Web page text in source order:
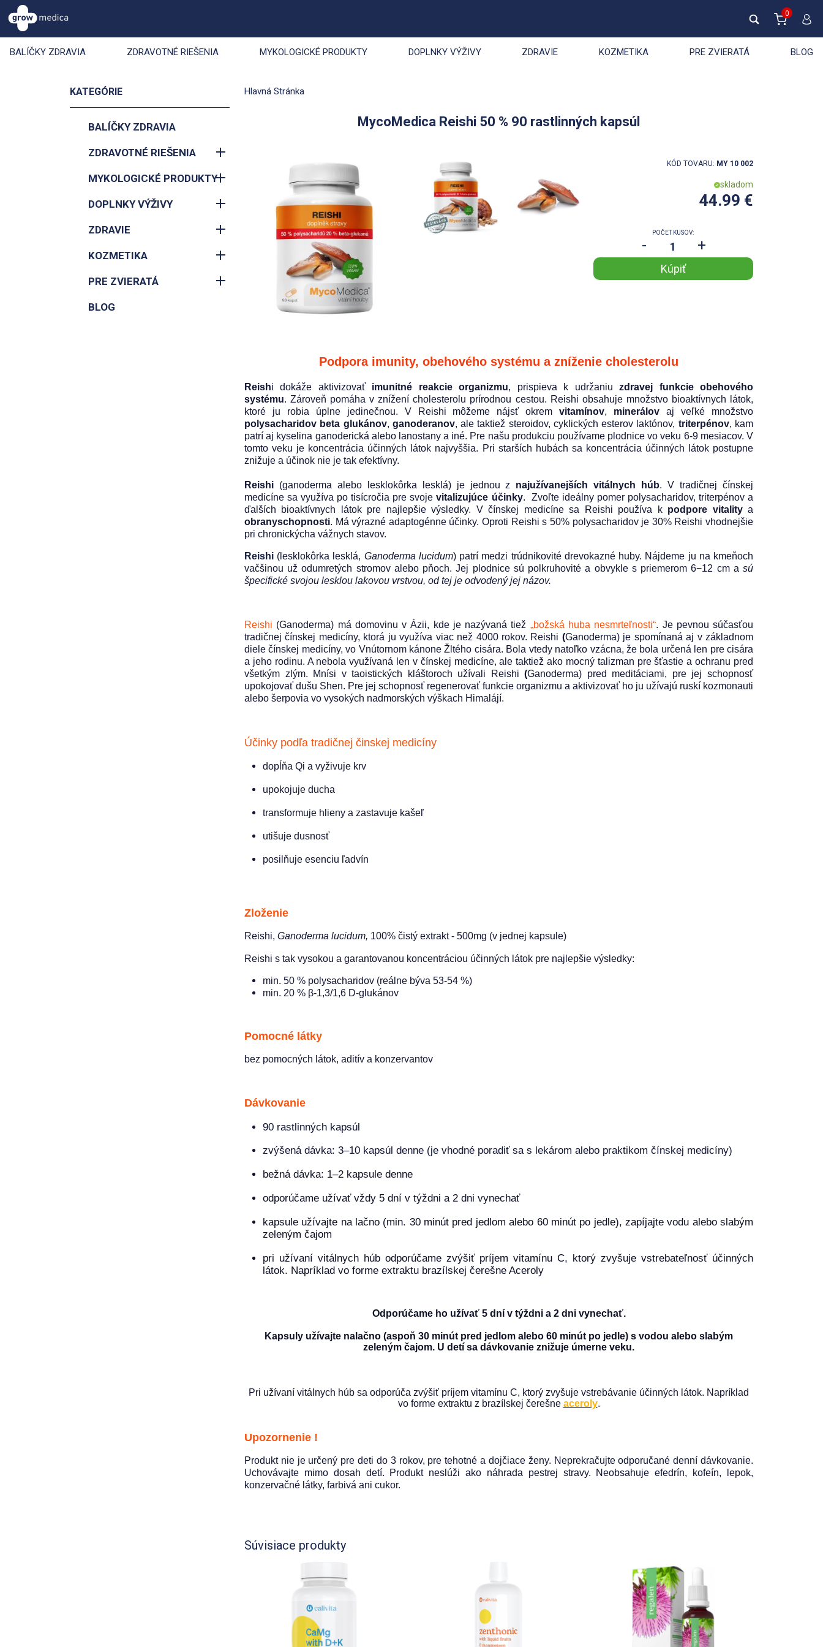
0
BALÍČKY ZDRAVIA ZDRAVOTNÉ RIEŠENIA MYKOLOGICKÉ PRODUKTY DOPLNKY VÝŽIVY ZDRAVIE KOZMETIKA PRE ZVIERATÁ BLOG
KATEGÓRIE
BALÍČKY ZDRAVIA
ZDRAVOTNÉ RIEŠENIA
MYKOLOGICKÉ PRODUKTY
DOPLNKY VÝŽIVY
ZDRAVIE
KOZMETIKA
PRE ZVIERATÁ
BLOG
Hlavná Stránka
MycoMedica Reishi 50 % 90 rastlinných kapsúl
KÓD TOVARU: MY 10 002
skladom
44.99 €
POČET KUSOV:
- +
Podpora imunity, obehového systému a zníženie cholesterolu
Reishi dokáže aktivizovaťimunitné reakcie organizmu, prispieva k udržaniuzdravej funkcie obehového
systému. Zároveň pomáha v znížení cholesterolu prírodnou cestou. Reishi obsahuje množstvo bioaktívnych látok,
ktoré ju robia úplne jedinečnou. V Reishi môžeme nájsť okrem vitamínov, minerálovaj veľké množstvo
polysacharidov beta glukánov, ganoderanov, ale taktiež steroidov, cyklických esterov laktónov, triterpénov, kam
patrí aj kyselina ganoderická alebo lanostany a iné. Pre našu produkciu používame plodnice vo veku 6-9 mesiacov. V
tomto veku je koncentrácia účinných látok najvyššia. Pri starších hubách sa koncentrácia účinných látok postupne
znižuje a účinok nie je tak efektívny.
Reishi (ganoderma alebo lesklokôrka lesklá) je jednou z najužívanejších vitálnych húb. V tradičnej čínskej
medicíne sa využíva po tisícročia pre svoje vitalizujúce účinky. Zvoľte ideálny pomer polysacharidov, triterpénov a
ďalších bioaktívnych látok pre najlepšie výsledky. V čínskej medicíne sa Reishi používa k podpore vitalitya
obranyschopnosti. Má výrazné adaptogénne účinky. Oproti Reishi s 50% polysacharidov je 30% Reishi vhodnejšie
pri chronickýcha vážnych stavov.
Reishi (lesklokôrka lesklá, Ganoderma lucidum) patrí medzi trúdnikovité drevokazné huby. Nájdeme ju na kmeňoch
vačšinou už odumretých stromov alebo pňoch. Jej plodnice sú polkruhovité a obvykle s priemerom 6−12 cm a sú
špecifické svojou lesklou lakovou vrstvou, od tej je odvodený jej názov.
Reishi (Ganoderma) má domovinu v Ázii, kde je nazývaná tiež „božská huba nesmrteľnosti“. Je pevnou súčasťou
tradičnej čínskej medicíny, ktorá ju využíva viac než 4000 rokov. Reishi (Ganoderma) je spomínaná aj v základnom
diele čínskej medicíny, vo Vnútornom kánone Žltého cisára. Bola vtedy natoľko vzácna, že bola určená len pre cisára
a jeho rodinu. A nebola využívaná len v čínskej medicíne, ale taktiež ako mocný talizman pre šťastie a ochranu pred
všetkým zlým. Mnísi v taoistických kláštoroch užívali Reishi(Ganoderma) pred meditáciami, pre jej schopnosť
upokojovať dušu Shen. Pre jej schopnosť regenerovať funkcie organizmu a aktivizovať ho ju užívajú ruskí kozmonauti
alebo šerpovia vo vysokých nadmorských výškach Himalájí.
Účinky podľa tradičnej činskej medicíny
dopĺňa Qi a vyživuje krv
upokojuje ducha
transformuje hlieny a zastavuje kašeľ
utišuje dusnosť
posilňuje esenciu ľadvín
Zloženie
Reishi, Ganoderma lucidum, 100% čistý extrakt - 500mg (v jednej kapsule)
Reishi s tak vysokou a garantovanou koncentráciou účinných látok pre najlepšie výsledky:
min. 50 % polysacharidov (reálne býva 53-54 %)
min. 20 % β-1,3/1,6 D-glukánov
Pomocné látky
bez pomocných látok, aditív a konzervantov
Dávkovanie
90 rastlinných kapsúl
zvýšená dávka: 3–10 kapsúl denne (je vhodné poradiť sa s lekárom alebo praktikom čínskej medicíny)
bežná dávka: 1–2 kapsule denne
odporúčame užívať vždy 5 dní v týždni a 2 dni vynechať
kapsule užívajte na lačno (min. 30 minút pred jedlom alebo 60 minút po jedle), zapíjajte vodu alebo slabým
zeleným čajom
pri užívaní vitálnych húb odporúčame zvýšiť príjem vitamínu C, ktorý zvyšuje vstrebateľnosť účinných
látok. Napríklad vo forme extraktu brazílskej čerešne Aceroly
Odporúčame ho užívať 5 dní v týždni a 2 dni vynechať.
Kapsuly užívajte nalačno (aspoň 30 minút pred jedlom alebo 60 minút po jedle) s vodou alebo slabým
zeleným čajom. U detí sa dávkovanie znižuje úmerne veku.
Pri užívaní vitálnych húb sa odporúča zvýšiť príjem vitamínu C, ktorý zvyšuje vstrebávanie účinných látok. Napríklad
vo forme extraktu z brazílskej čerešne aceroly.
Upozornenie !
Produkt nie je určený pre deti do 3 rokov, pre tehotné a dojčiace ženy. Neprekračujte odporučané denní dávkovanie.
Uchovávajte mimo dosah detí. Produkt neslúži ako náhrada pestrej stravy. Neobsahuje efedrín, kofeín, lepok,
konzervačné látky, farbivá ani cukor.
Súvisiace produkty